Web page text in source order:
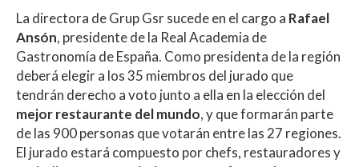
La directora de Grup Gsr sucede en el cargo a Rafael
Ansón, presidente de la Real Academia de
Gastronomía de España. Como presidenta de la región
deberá elegir a los 35 miembros del jurado que
tendrán derecho a voto junto a ella en la elección del
mejor restaurante del mundo, y que formarán parte
de las 900 personas que votarán entre las 27 regiones.
El jurado estará compuesto por chefs, restauradores y